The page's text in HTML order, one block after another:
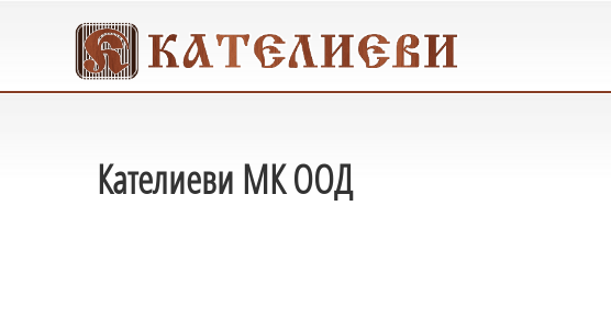
Кателиеви МК ООД